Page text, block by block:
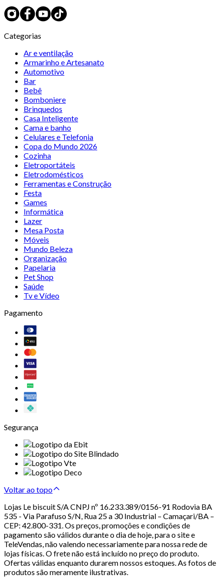
Categorias
Ar e ventilação
Armarinho e Artesanato
Automotivo
Bar
Bebê
Bomboniere
Brinquedos
Casa Inteligente
Cama e banho
Celulares e Telefonia
Copa do Mundo 2026
Cozinha
Eletroportáteis
Eletrodomésticos
Ferramentas e Construção
Festa
Games
Informática
Lazer
Mesa Posta
Móveis
Mundo Beleza
Organização
Papelaria
Pet Shop
Saúde
Tv e Vídeo
Pagamento
Segurança
Voltar ao topo
Lojas Le biscuit S/A CNPJ nº 16.233.389/0156-91 Rodovia BA
535 - Via Parafuso S/N, Rua 25 a 30 Industrial – Camaçari/BA –
CEP: 42.800-331. Os preços, promoções e condições de
pagamento são válidos durante o dia de hoje, para o site e
TeleVendas, não valendo necessariamente para nossa rede de
lojas físicas. O frete não está incluído no preço do produto.
Ofertas válidas enquanto durarem nossos estoques. As fotos de
produtos são meramente ilustrativas.